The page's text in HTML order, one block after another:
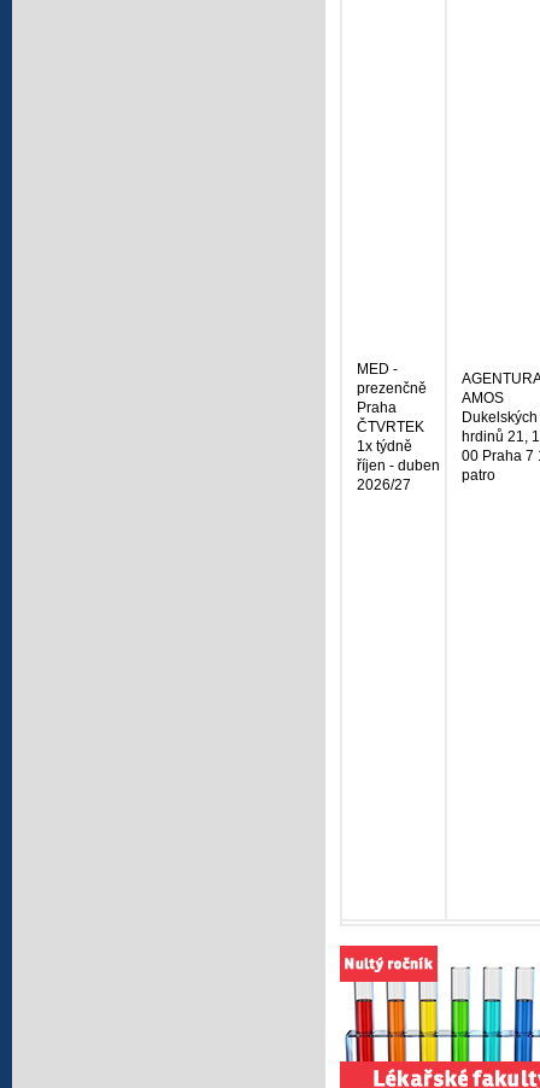
MED -
prezenčně
Praha
ČTVRTEK
1x týdně
říjen - duben
2026/27
AMOS
Dukelských
hrdinů 21,
00 Praha 7
patro